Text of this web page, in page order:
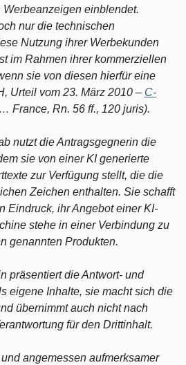
einblendet.
nur die technischen
Nutzung ihrer Werbekunden
im Rahmen ihrer kommerziellen
sie von diesen hierfür eine
Urteil vom 23. März 2010 – C-
France, Rn. 56 ff., 120 juris).
nutzt die Antragsgegnerin die
sie von einer KI generierte
zur Verfügung stellt, die die
Zeichen enthalten. Sie schafft
Eindruck, ihr Angebot einer KI-
stehe in einer Verbindung zu
genannten Produkten.
präsentiert die Antwort- und
eigene Inhalte, sie macht sich die
übernimmt auch nicht nach
für den Drittinhalt.
angemessen aufmerksamer